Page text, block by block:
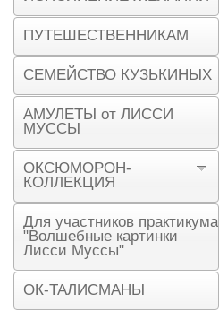
ПУТЕШЕСТВЕННИКАМ
СЕМЕЙСТВО КУЗЬКИНЫХ
АМУЛЕТЫ от ЛИССИ
МУССЫ
ОКСЮМОРОН-
КОЛЛЕКЦИЯ
Для участников практикума
"Волшебные картинки
Лисси Муссы"
ОК-ТАЛИСМАНЫ